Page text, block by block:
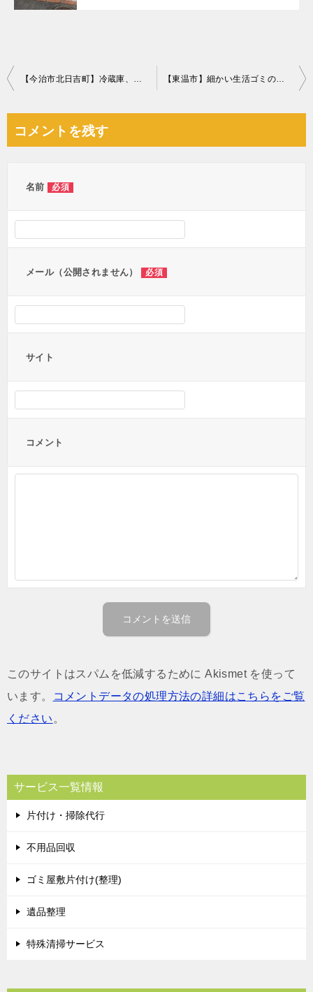
投
ビ
【今治市北日吉町】冷蔵庫、洗濯機、ベッド回収のご依頼 お客様の声 【東温市】細かい生活ゴミの回収・処分ご依頼 お客様の声
コメントを残す
名前 必須
メール（公開されません） 必須
サイト
コメント
このサイトはスパムを低減するために Akismet を使って
います。
コメントデータの処理方法の詳細はこちらをご覧
ください 。
サービス一覧情報
片付け・掃除代行
不用品回収
ゴミ屋敷片付け(整理)
遺品整理
特殊清掃サービス